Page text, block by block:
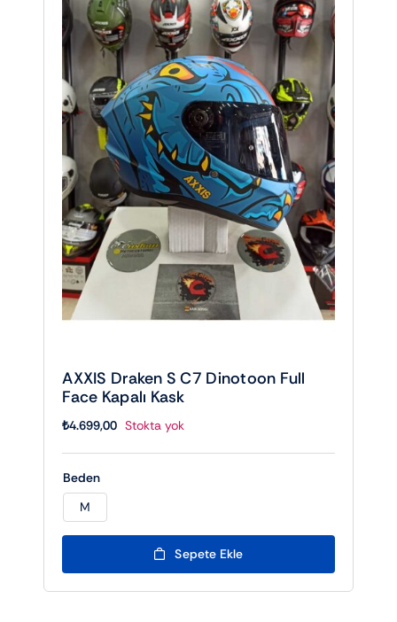
AXXIS Draken S C7 Dinotoon Full
Face Kapalı Kask
₺4.699,00 Stokta yok
Beden
M
Sepete Ekle